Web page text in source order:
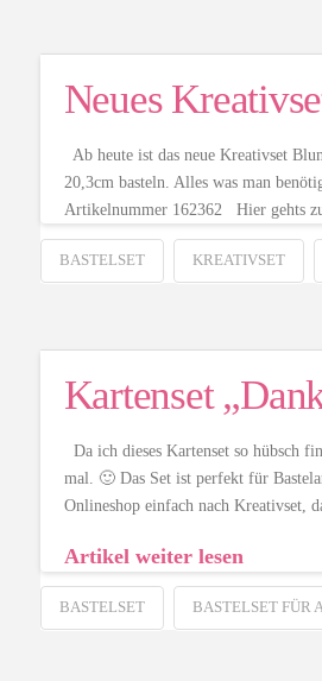
Neues
Ab heute ist das neue Kreativset
20,3cm basteln. Alles was man
Artikelnummer 162362 Hier gehts
BASTELSET KREATIVSET
Kartenset
Da ich dieses Kartenset so hübsch
mal. 🙂 Das Set ist perfekt für
Onlineshop einfach nach
Artikel weiter lesen
BASTELSET BASTELSET FÜR